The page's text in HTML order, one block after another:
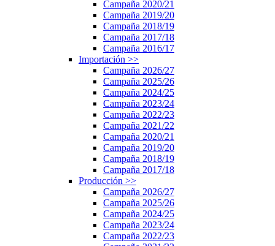
Campaña 2020/21
Campaña 2019/20
Campaña 2018/19
Campaña 2017/18
Campaña 2016/17
Importación >>
Campaña 2026/27
Campaña 2025/26
Campaña 2024/25
Campaña 2023/24
Campaña 2022/23
Campaña 2021/22
Campaña 2020/21
Campaña 2019/20
Campaña 2018/19
Campaña 2017/18
Producción >>
Campaña 2026/27
Campaña 2025/26
Campaña 2024/25
Campaña 2023/24
Campaña 2022/23